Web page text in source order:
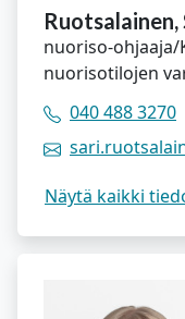
Ruotsalainen,
nuoriso-ohjaaja/
nuorisotilojen
040 488 3270
Näytä kaikki